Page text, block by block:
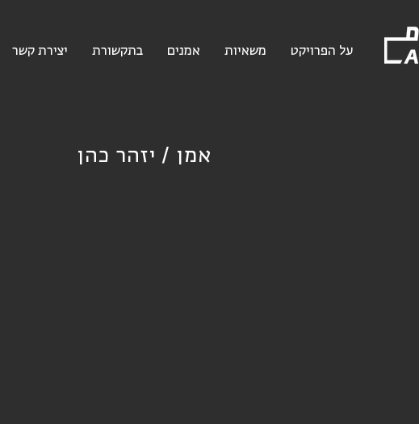
על הפרויקט משאיות אמנים בתקשורת יצירת קשר
אמן / יזהר כהן